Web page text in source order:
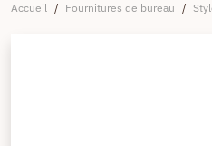
Accueil / Fournitures de bureau /